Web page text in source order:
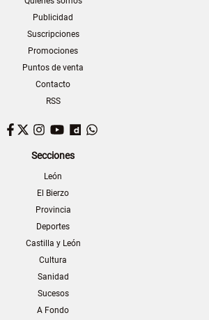
Publicidad
Suscripciones
Promociones
Puntos de venta
Contacto
RSS
Facebook
TwitterInstagram
YouTubeDailymotion
Secciones
León
El Bierzo
Provincia
Deportes
Castilla y León
Cultura
Sanidad
Sucesos
A Fondo